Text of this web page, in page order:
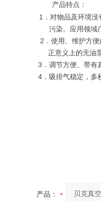
产品特点：
1 ．对物品及环境没
污染。应用领域广
2 ．使用、维护方便
正意义上的无油泵
3 ．调节方便、带有
4 ．吸排气稳定，
产品：